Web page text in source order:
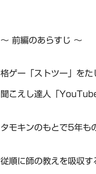
～ 前編のあらすじ ～
格ゲー「ストツー」を
聞こえし達人「
タモキンのもとで5年も
従順に師の教えを吸収